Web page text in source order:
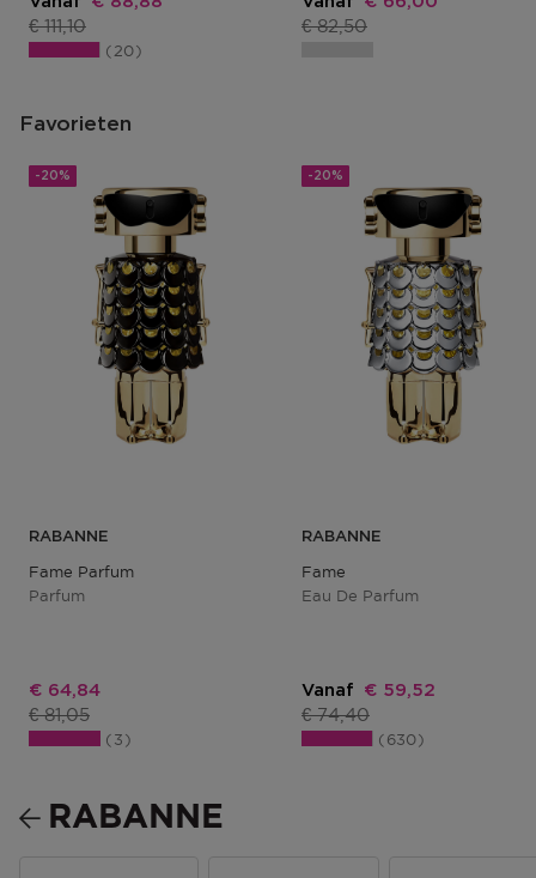
Productprijs
€ 111,10
20
Productprijs
€ 82,50
Favorieten
-20%
RABANNE
Fame Parfum
Parfum
Kortingsprijs
€ 64,84
Productprijs
€ 81,05
3
-20%
RABANNE
Fame
Eau De Parfum
Vanaf Kortingsprijs
€ 59,52
Productprijs
€ 74,40
630
RABANNE